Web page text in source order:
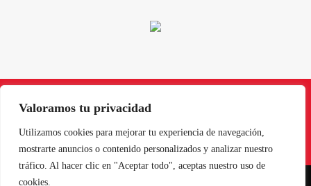
Valoramos tu privacidad
Utilizamos cookies para mejorar tu experiencia de navegación,
mostrarte anuncios o contenido personalizados y analizar nuestro
tráfico. Al hacer clic en "Aceptar todo", aceptas nuestro uso de
cookies.
InstagramFacebook
X